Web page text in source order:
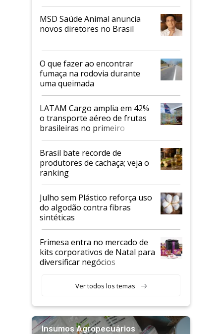
MSD Saúde Animal anuncia
novos diretores no Brasil
O que fazer ao encontrar
fumaça na rodovia durante
uma queimada
LATAM Cargo amplia em 42%
o transporte aéreo de frutas
brasileiras no primeiro
semestre
Brasil bate recorde de
produtores de cachaça; veja o
ranking
Julho sem Plástico reforça uso
do algodão contra fibras
sintéticas
Frimesa entra no mercado de
kits corporativos de Natal para
diversificar negócios
Ver todos los temas
Insumos Agropecuários